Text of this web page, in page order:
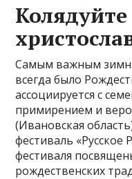
Самым важным
всегда было
ассоциируется с
примирением и
(Ивановская
фестиваль «Русское
фестиваля
рождественских